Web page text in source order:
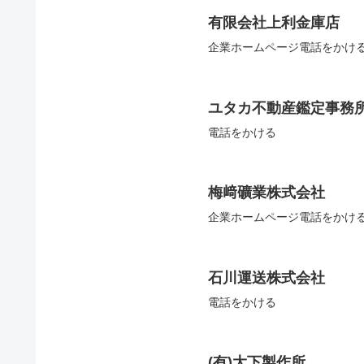
有限会社上利金庫店
企業ホームページ電話をかけ
ユタカ不動産鑑定事務
電話をかける
梅﨑礦業株式会社
企業ホームページ電話をかけ
石川運送株式会社
電話をかける